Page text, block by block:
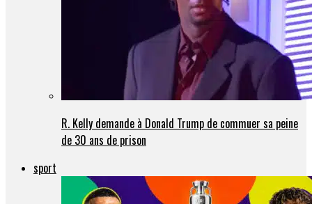
R. Kelly demande à Donald Trump de commuer sa peine
de 30 ans de prison
sport